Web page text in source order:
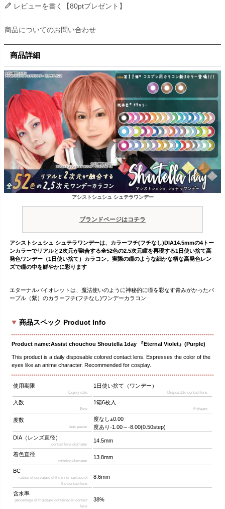
レビューを書く【80ptプレゼント】
商品についてのお問い合わせ
商品詳細
アシストシュシュ シュテラワンデー
ブランドページはコチラ
アシストシュシュ シュテラワンデーは、カラーフチ(フチなし)DIA14.5mmの4トー
ンカラーでリアルと2次元が融合する全52色の2.5次元瞳を再現する1日使い捨て高
発色ワンデー（1日使い捨て）カラコン。実際の瞳のような細かな柄な高発色レン
ズで瞳の中を鮮やかに彩ります
エターナルバイオレットは、魔法使いのように神秘的に瞳を彩なす青みがかったパ
ープル（紫）のカラーフチ(フチなし)ワンデーカラコン
商品スペック Product Info
Product name:Assist chouchou Shoutella 1day 『Eternal Violet』(Purple)
This product is a daily disposable colored contact lens. Expresses the color of the
eyes like an anime character. Recommended for cosplay.
使用期限
Expiry date
1日使い捨て（ワンデー）
Disposable contact lens
入数
1box
1箱6枚入
6 sheets
度数
lens power
度なし±0.00
度あり-1.00～-8.00(0.50step)
DIA（レンズ直径）
contact lens diameter
14.5mm
着色直径
coloring diameter
13.8mm
BC
radius of curvature of the inner surface of
the contact lens
8.6mm
含水率
percentage of moisture contained in contact
lens
38%